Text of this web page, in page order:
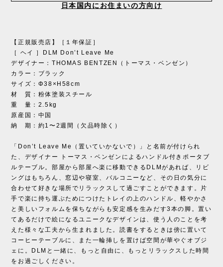
日本国内にお住まいの方向け
【正規販売店】［１年保証］
［ ヘイ ］DLM Don’t Leave Me
デザイナー：THOMAS BENTZEN（トーマス・ベンゼン）
カラー：ブラック
サイズ：Φ38×H58cm
材 質：粉体塗装スチール
重 量：2.5kg
原産国：中国
納 期：約1〜2週間（欠品時除く）
「Don’t Leave Me（置いていかないで）」と名前が付けられ
た、デザイナー トーマス・ベンゼンによるハンドル付きポータブ
ルテーブル。部屋から部屋へ楽に移動できるDLMがあれば、リビ
ングはもちろん、窓辺や寝室、バルコニーなど、その日の気分に
合わせて好きな場所でリラックスして過ごすことができます。片
手で楽に持ち運ぶためにつけたトレイの上のハンドル、軽やかさ
と美しいフォルムを保ちながらも安定感を生みだす3本の脚。置い
てあるだけで絵になるユニークなデザインは、使う人のことを考
えた様々な工夫から生まれました。読書をするときは傍に置いて
コーヒーテーブルに、また一輪挿しを置けば空間が華やぐオブジ
ェに。DLMと一緒に、もっと自由に、もっとリラックスした時間
をお過ごしください。